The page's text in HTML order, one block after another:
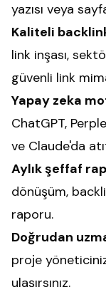
yazısı veya
Kaliteli
link inşası,
güvenli link
Yapay zeka
ChatGPT,
ve Claude'da
Aylık şeffaf
dönüşüm,
raporu.
Doğrudan
proje
ulaşırsınız.